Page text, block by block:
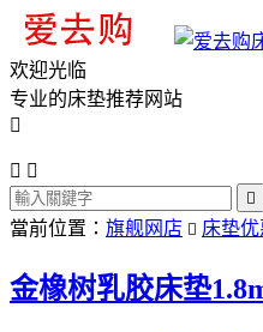
欢迎光临
专业的床垫推荐网站

 

當前位置： 旗舰网店  床垫
金橡树乳胶床垫